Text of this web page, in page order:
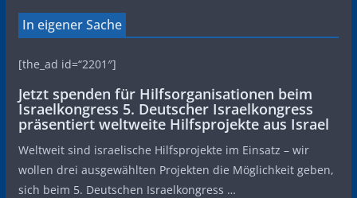
In eigener Sache
[the_ad id=“2201″]
Jetzt spenden für Hilfsorganisationen beim
Israelkongress 5. Deutscher Israelkongress
präsentiert weltweite Hilfsprojekte aus Israel
Weltweit sind israelische Hilfsprojekte im Einsatz – wir
wollen drei ausgewählten Projekten die Möglichkeit geben,
sich beim 5. Deutschen Israelkongress …